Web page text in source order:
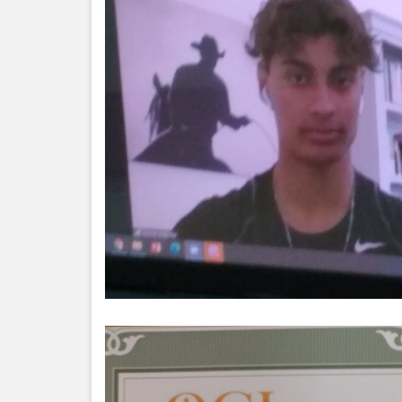
Anticorupție
Evenimente
regulamente
Legislație
internațională
Legislație